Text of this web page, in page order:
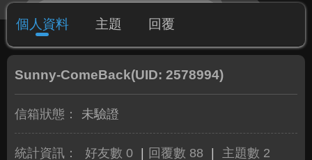
個人資料 主題 回覆
Sunny-ComeBack(UID: 2578994)
信箱狀態： 未驗證
統計資訊： 好友數 0 回覆數 88 主題數 2